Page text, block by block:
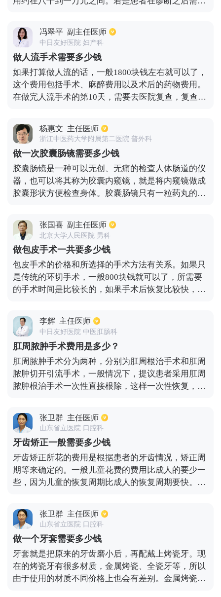
12000到15000元之间。不过根据患者的实际病情考
虑，也能够通过药物进行治疗，若是选择基础性的药
物进行治疗，那么费用会低一些。若是采用效果更佳
的抗生素药物的话，那么费用自然会高一些，因此阑
尾炎手术所需费用，要结合患者的病症程度以及治疗
方式而定。
冯翠平 副主任医师
中日友好医院 妇产科
做人流手术需要多少钱
如果打算做人流的话，一般1800块钱左右就可以了，
这个费用包括手术、麻醉费用以及术后的药物费用。
在做完人流手术的第10天，需要去医院复查，复查的
费用不包括在1800块钱之内。因为各个地区消费水平
不同，医院级别不同，因此收费也会存在一定差别。
手术前一个星期最好不要同房。
杨惠文 主任医师
浙江中医药大学附属第二医院 普外科
做一次胶囊肠镜需要多少钱
胶囊肠镜是一种可以无创、无痛的检查人体肠道的仪
器，也可以将其称为胶囊内窥镜，就是将内窥镜做成
胶囊形状方便检查身体。胶囊肠镜只有一粒药丸的大
的疼痛。吞服十五分钟后就可经过胃部，然后逐渐的
经过小肠、大肠，并拍摄小肠、大肠的黏膜是否发生
阻塞。然后医生就可以根据拍出的照片来对肠道的情
况进行分析诊断，得出结果。最后胶囊肠镜就可以和
粪便一起排出体外。在一般的三甲医院中做一次肠镜
大概在3000到4000元左右。
张国喜 副主任医师
北京大学人民医院 男科
做包皮手术一共要多少钱
包皮手术的价格和所选择的手术方法有关系。如果只
是传统的环切手术，一般800块钱就可以了，所需要
的手术时间是比较长的，如果手术后恢复比较快，7
般需要1500块钱左右，手术时间比较短，不过在后期
会比较麻烦。吻合器包皮环切手术需要2500块钱，不
仅手术的时间短，而且一点痛苦都没有，恢复非常
快，患者需要根据个人的经济条件，来选择用哪种方
式做手术。
李辉 主任医师
中日友好医院 中医肛肠科
肛周脓肿手术费用是多少？
肛周脓肿手术分为两种，分别为肛周根治手术和肛周
脓肿切开引流手术，一般情况下，提议患者采用肛周
脓肿根治手术一次性直接根除，这样一次性恢复，会
是我们要知道手术费用的高低与患者的身体情况，病
情的严重程度有关，其中手术费用包括术后护理用药
费用、术中器材使用费用及术前检查费用。
张卫群 主任医师
山东省立医院 口腔科
牙齿矫正一般需要多少钱
牙齿矫正所花的费用是根据患者的牙齿情况，矫正周
期等来确定的。一般儿童花费的费用比成人的要少一
些，因为儿童的恢复周期比成人的恢复周期要快。牙
费要比小城市的花费高一些。一般来说价格在一万元
到三万左右，如果选择隐形矫正、补牙、美白等项
目，花费的金额则会增多。每个人的牙齿情况都是不
同的，建议先到口腔部门进行检查，根据具体情况让
医生制定详细的矫正计划，才能确定最终的金额。
张卫群 主任医师
山东省立医院 口腔科
做一个牙套需要多少钱
牙套就是把原来的牙齿磨小后，再配戴上烤瓷牙。现
在的烤瓷牙有很多材质，金属烤瓷、全瓷牙等，所以
由于使用的材质不同价格上也会有差别。金属烤瓷牙